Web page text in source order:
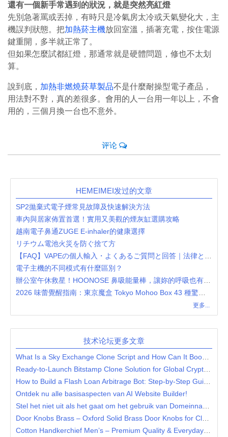
還有一個新手常遇到的狀況，就是突然亮紅燈
先別急著罵或丟掉，有時只是冷氣房太冷或天氣變化大，主
機誤判狀態。把加熱菸主機放回室溫，插著充電，按住電源
鍵重開，多半就正常了。
但如果怎麼試都紅燈，那通常就是硬體問題，修也不太划
算。
說到底， 加熱非燃燒菸草製品不是什麼耐操型電子產品，
用法對不對，真的差很多。會用的人一台用一年以上，不會
用的，三個月換一台也不意外。
评论
HEMEIMEI发过的文章
SP2拋棄式電子煙常見故障及快速解決方法
車內與居家佈置首選！實用又美觀的煙灰缸選購攻略
越南電子鼻通ZUGE E-inhaler的健康選擇
リチウム電池火災を防ぐ捨て方
電子主機的不同模式有什麼區別？
更多...
技术论坛更多文章
Ontdek nu alle basisaspecten van AI Website Builder!